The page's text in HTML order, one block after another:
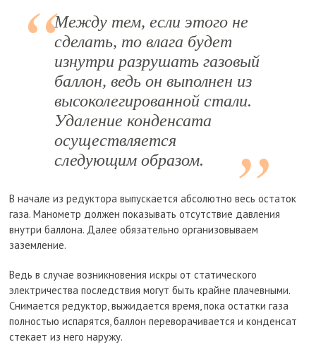
Между тем, если этого не
сделать, то влага будет
изнутри разрушать газовый
баллон, ведь он выполнен из
высоколегированной стали.
Удаление конденсата
осуществляется
следующим образом.
В начале из редуктора выпускается абсолютно весь остаток
газа. Манометр должен показывать отсутствие давления
внутри баллона. Далее обязательно организовываем
заземление.
Ведь в случае возникновения искры от статического
электричества последствия могут быть крайне плачевными.
Снимается редуктор, выжидается время, пока остатки газа
полностью испарятся, баллон переворачивается и конденсат
стекает из него наружу.